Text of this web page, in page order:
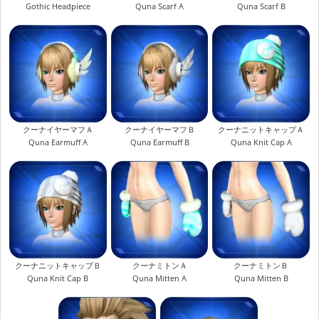
Gothic Headpiece
Quna Scarf A
Quna Scarf B
クーナイヤーマフＡ
Quna Earmuff A
クーナイヤーマフＢ
Quna Earmuff B
クーナニットキャップＡ
Quna Knit Cap A
クーナニットキャップＢ
Quna Knit Cap B
クーナミトンＡ
Quna Mitten A
クーナミトンＢ
Quna Mitten B